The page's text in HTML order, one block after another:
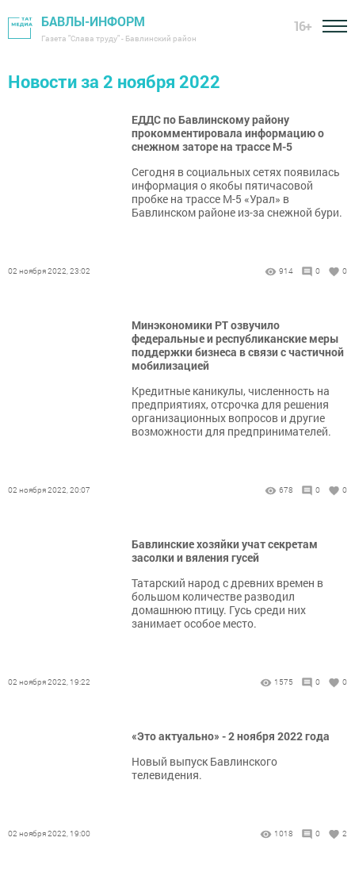
БАВЛЫ-ИНФОРМ
Газета "Слава труду" - Бавлинский район
16+
Новости за 2 ноября 2022
ЕДДС по Бавлинскому району
прокомментировала информацию о
снежном заторе на трассе М-5
Сегодня в социальных сетях появилась
информация о якобы пятичасовой
пробке на трассе М-5 «Урал» в
Бавлинском районе из-за снежной бури.
02 ноября 2022, 23:02 914 0 0
Минэкономики РТ озвучило
федеральные и республиканские меры
поддержки бизнеса в связи с частичной
мобилизацией
Кредитные каникулы, численность на
предприятиях, отсрочка для решения
организационных вопросов и другие
возможности для предпринимателей.
02 ноября 2022, 20:07 678 0 0
Бавлинские хозяйки учат секретам
засолки и вяления гусей
Татарский народ с древних времен в
большом количестве разводил
домашнюю птицу. Гусь среди них
занимает особое место.
02 ноября 2022, 19:22 1575 0 0
«Это актуально» - 2 ноября 2022 года
Новый выпуск Бавлинского
телевидения.
02 ноября 2022, 19:00 1018 0 2